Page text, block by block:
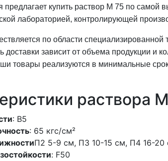
предлагает купить раствор М 75 по самой
лабораторией, контролирующей
по области специализированной
доставки зависит от объема продукции и
товары реализуются в минимальные
раствора
: В5
: 65 кгс/см²
П2 5-9 см, П3 10-15 см, П4 16-20
: F50